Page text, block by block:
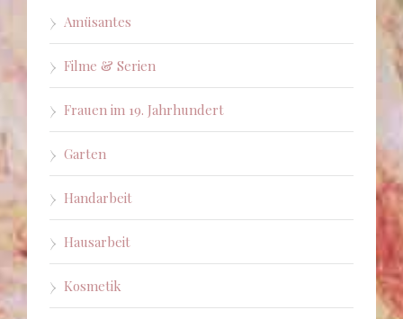
Amüsantes
Filme & Serien
Frauen im 19. Jahrhundert
Garten
Handarbeit
Hausarbeit
Kosmetik